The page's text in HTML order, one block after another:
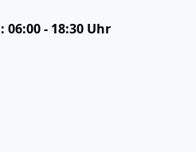
06:00 - 18:30 Uhr